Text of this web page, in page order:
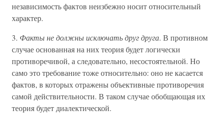
независимость фактов неизбежно носит относительный
характер.
3. Факты не должны исключать друг друга. В противном
случае основанная на них теория будет логически
противоречивой, а следовательно, несостоятельной. Но
само это требование тоже относительно: оно не касается
фактов, в которых отражены объективные противоречия
самой действительности. В таком случае обобщающая их
теория будет диалектической.